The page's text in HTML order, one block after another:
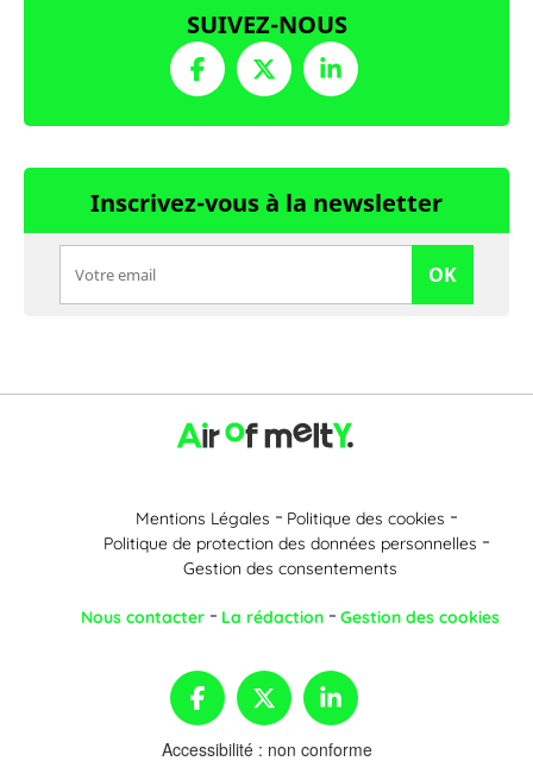
SUIVEZ-NOUS
Inscrivez-vous à la newsletter
OK
Mentions Légales
Politique des cookies
Politique de protection des données personnelles
Gestion des consentements
Nous contacter La rédaction Gestion des cookies
Accessibilité : non conforme